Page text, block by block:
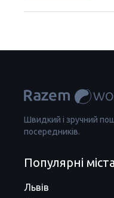
Швидкий і зручний
посередників.
Популярні
Львів